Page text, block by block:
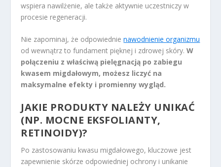
wspiera nawilżenie, ale także aktywnie uczestniczy w
procesie regeneracji.
Nie zapominaj, że odpowiednienawodnienie organizmu
od wewnątrz to fundament pięknej i zdrowej skóry.W
połączeniu z właściwą pielęgnacją po zabiegu
kwasem migdałowym, możesz liczyć na
maksymalne efekty i promienny wygląd.
JAKIE PRODUKTY NALEŻY UNIKAĆ
(NP. MOCNE EKSFOLIANTY,
RETINOIDY)?
Po zastosowaniu kwasu migdałowego, kluczowe jest
zapewnienie skórze odpowiedniej ochrony i unikanie